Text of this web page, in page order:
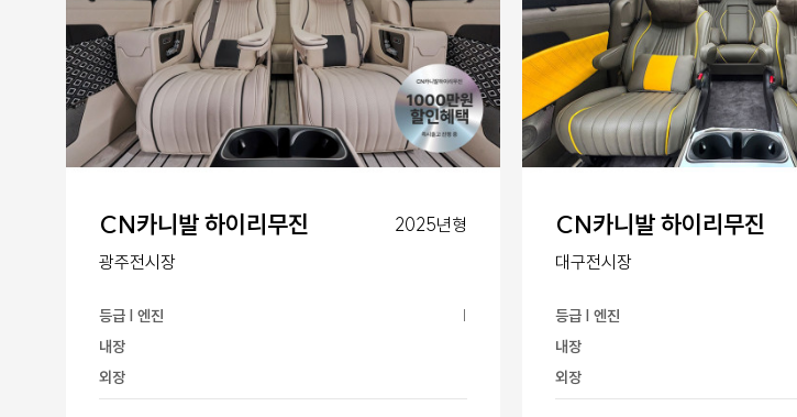
CN카니발 하이리무진
2025년형
광주전시장
등급 | 엔진
|
내장
외장
CN카니발 하이리무진
대구전시장
등급 | 엔진
내장
외장